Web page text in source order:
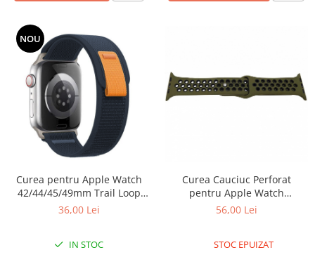
NOU
Curea pentru Apple Watch
42/44/45/49mm Trail Loop
Dark Blue
36,00 Lei
IN STOC
Curea Cauciuc Perforat
pentru Apple Watch
Verde/Negru 38mm
56,00 Lei
STOC EPUIZAT